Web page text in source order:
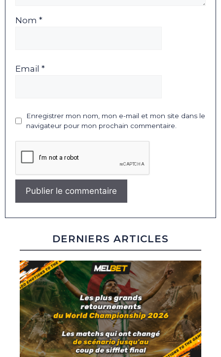
Nom *
Email *
Enregistrer mon nom, mon e-mail et mon site dans le
navigateur pour mon prochain commentaire.
DERNIERS ARTICLES